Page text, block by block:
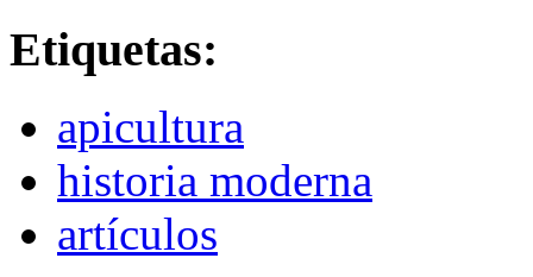
Etiquetas:
apicultura
historia moderna
artículos